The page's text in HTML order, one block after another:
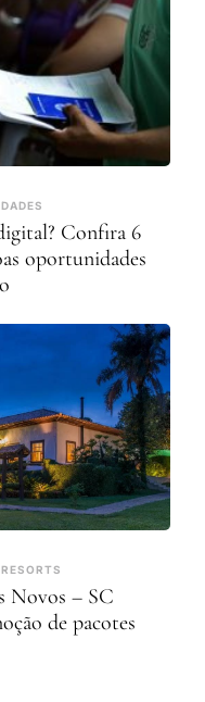
Confira 6
oportunidades
Novos – SC
de pacotes